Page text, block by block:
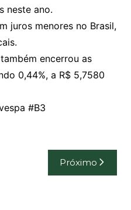
neste ano.
juros menores no Brasil,
encerrou as
0,44%, a R$ 5,7580
#B3
Próximo